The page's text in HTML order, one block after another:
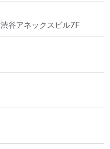
谷アネックスビル7F